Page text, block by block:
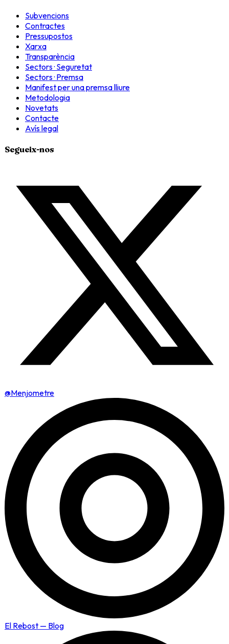
Subvencions
Contractes
Pressupostos
Xarxa
Transparència
Sectors · Seguretat
Sectors · Premsa
Manifest per una premsa lliure
Metodologia
Novetats
Contacte
Avís legal
Segueix-nos
@Menjometre
El Rebost — Blog